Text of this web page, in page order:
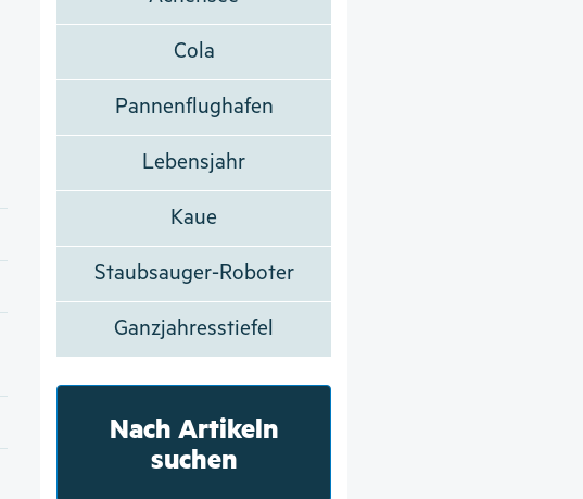
Cola
Pannenflughafen
Lebensjahr
Kaue
Staubsauger-Roboter
Ganzjahresstiefel
Nach Artikeln
suchen